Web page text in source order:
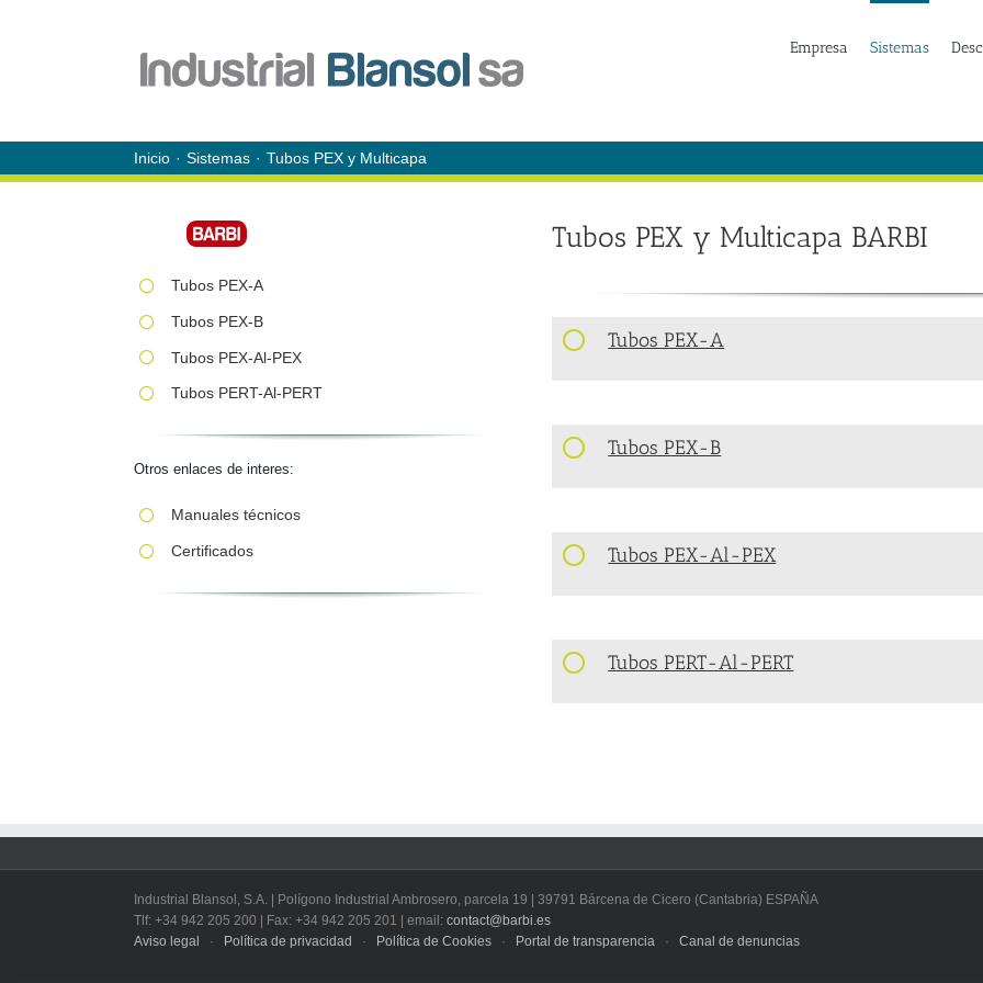
Empresa Sistemas
Inicio Sistemas Tubos PEX y Multicapa
Tubos PEX-A
Tubos PEX-B
Tubos PEX-Al-PEX
Tubos PERT-Al-PERT
Otros enlaces de interes:
Manuales técnicos
Certificados
Tubos PEX y Multicapa BARBI
Tubos PEX-A
Tubos PEX-B
Tubos PEX-Al-PEX
Tubos PERT-Al-PERT
Industrial Blansol, S.A. | Polígono Industrial Ambrosero, parcela 19 | 39791 Bárcena de Cicero (Cantabria) ESPAÑA
Tlf: +34 942 205 200 | Fax: +34 942 205 201 | email: contact@barbi.es
Aviso legal
· Política de privacidad · Política de Cookies · Portal de transparencia · Canal de denuncias